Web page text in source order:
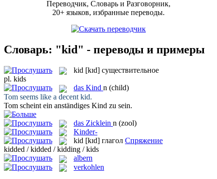
Переводчик, Словарь и Разговорник,
20+ языков, избранные переводы.
Словарь: "kid" - переводы и примеры
kid [kɪd] существительное
pl. kids
das Kind n (child)
Tom seems like a decent kid.
Tom scheint ein anständiges Kind zu sein.
das Zicklein n (zool)
Kinder-
kid [kɪd] глагол Спряжение
kidded / kidded / kidding / kids
albern
verkohlen